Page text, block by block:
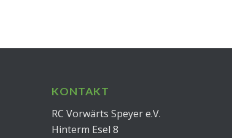
KONTAKT
RC Vorwärts Speyer e.V.
Hinterm Esel 8